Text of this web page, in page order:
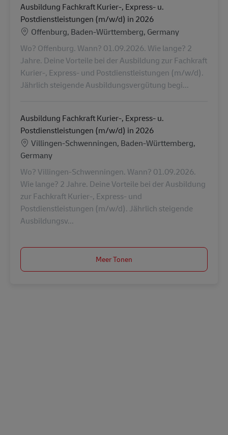
Ausbildung Fachkraft Kurier-, Express- u.
Postdienstleistungen (m/w/d) in 2026
Locatie
Offenburg, Baden-Württemberg, Germany
Wo? Offenburg. Wann? 01.09.2026. Wie lange? 2
Jahre. Deine Vorteile bei der Ausbildung zur Fachkraft
Kurier-, Express- und Postdienstleistungen (m/w/d).
Jährlich steigende Ausbildungsvergütung begi...
Ausbildung Fachkraft Kurier-, Express- u.
Postdienstleistungen (m/w/d) in 2026
Locatie
Villingen-Schwenningen, Baden-Württemberg,
Germany
Wo? Villingen-Schwenningen. Wann? 01.09.2026.
Wie lange? 2 Jahre. Deine Vorteile bei der Ausbildung
zur Fachkraft Kurier-, Express- und
Postdienstleistungen (m/w/d). Jährlich steigende
Ausbildungsv...
Meer Tonen